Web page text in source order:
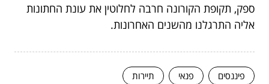
ספק, תקופת הקורונה חרבה לחלוטין את עונת החתונות
אליה התרגלנו מהשנים האחרונות.
פיננסים פנאי תיירות